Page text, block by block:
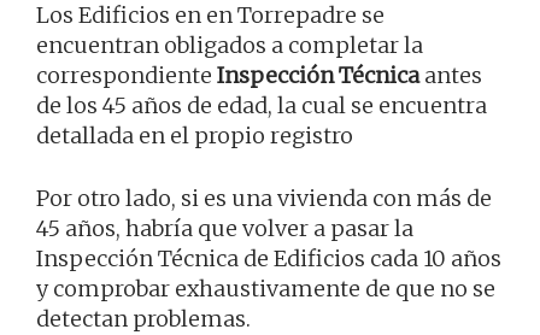
Los Edificios en en Torrepadre se
encuentran obligados a completar la
correspondiente Inspección Técnicaantes
de los 45 años de edad, la cual se encuentra
detallada en el propio registro
Por otro lado, si es una vivienda con más de
45 años, habría que volver a pasar la
Inspección Técnica de Edificios cada 10 años
y comprobar exhaustivamente de que no se
detectan problemas.